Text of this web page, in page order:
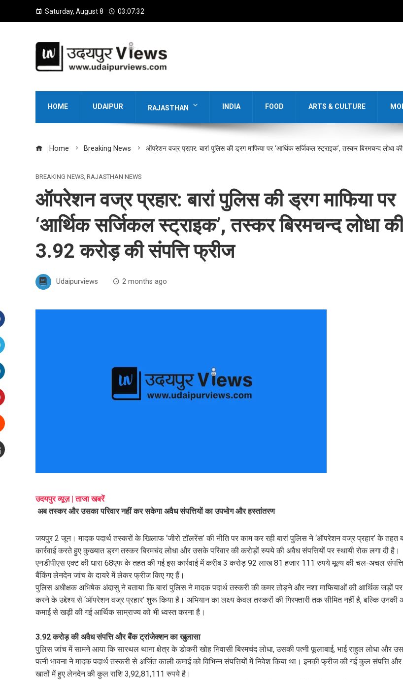
Saturday, August 8 03:07:33
HOME UDAIPUR RAJASTHAN INDIA FOOD ARTS & CULTURE
Home Breaking News ऑपरेशन वज्र प्रहार: बारां पुलिस की ड्रग माफिया पर ‘आर्थिक सर्जिकल स्ट्राइक’, तस्कर बिरमचन्द लोधा
BREAKING NEWS, RAJASTHAN NEWS
ऑपरेशन वज्र प्रहार: बारां पुलिस की ड्रग माफिया पर
‘आर्थिक सर्जिकल स्ट्राइक’, तस्कर बिरमचन्द लोधा की
3.92 करोड़ की संपत्ति फ्रीज
Udaipurviews 2 months ago
उदयपुर व्यूज़ | ताजा खबरें
अब तस्कर और उसका परिवार नहीं कर सकेगा अवैध संपत्तियों का उपभोग और हस्तांतरण
जयपुर 2 जून। मादक पदार्थ तस्करों के खिलाफ ‘जीरो टॉलरेंस’ की नीति पर काम कर रही बारां पुलिस ने ‘ऑपरेशन वज्र प्रहार’ के तहत
कार्रवाई करते हुए कुख्यात ड्रग तस्कर बिरमचंद लोधा और उसके परिवार की करोड़ों रुपये की अवैध संपत्तियों पर स्थायी रोक लगा दी है।
एनडीपीएस एक्ट की धारा 68एफ के तहत की गई इस कार्रवाई में करीब 3 करोड़ 92 लाख 81 हजार 111 रुपये मूल्य की चल-अचल
बैंकिंग लेनदेन जांच के दायरे में लेकर फ्रीज किए गए हैं।
पुलिस अधीक्षक अभिषेक अंदासु ने बताया कि बारां पुलिस ने मादक पदार्थ तस्करी की कमर तोड़ने और नशा माफियाओं की आर्थिक जड़ों
करने के उद्देश्य से ‘ऑपरेशन वज्र प्रहार’ शुरू किया है। अभियान का लक्ष्य केवल तस्करों की गिरफ्तारी तक सीमित नहीं है, बल्कि उनकी
कमाई से खड़ी की गई आर्थिक साम्राज्य को भी ध्वस्त करना है।
3.92 करोड़ की अवैध संपत्ति और बैंक ट्रांजेक्शन का खुलासा
पुलिस जांच में सामने आया कि सारथल थाना क्षेत्र के डोकरी खोह निवासी बिरमचंद लोधा, उसकी पत्नी फूलाबाई, भाई राहुल लोधा और
पत्नी भावना ने मादक पदार्थ तस्करी से अर्जित काली कमाई को विभिन्न संपत्तियों में निवेश किया था। इनकी फ्रीज की गई कुल संपत्ति
खातों में हुए लेनदेन की कुल राशि 3,92,81,111 रुपये है।